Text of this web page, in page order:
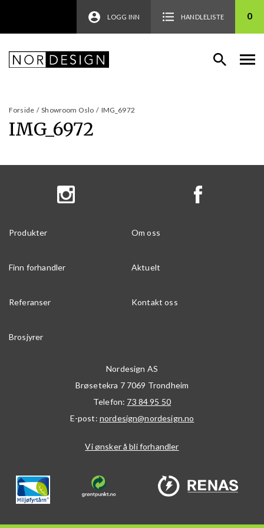
LOGG INN HANDLELISTE 0
Forside / Showroom Oslo / IMG_6972
IMG_6972
Produkter Om oss
Finn forhandler Aktuelt
Referanser Kontakt oss
Brosjyrer
Nordesign AS
Brøsetekra 7 7069 Trondheim
Telefon: 73 84 95 50
E-post: nordesign@nordesign.no
Vi ønsker å bli forhandler